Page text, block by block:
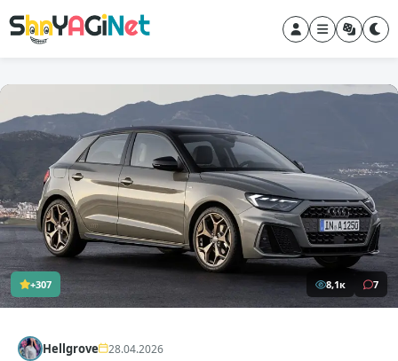
+307 8,1к 7
Hellgrove 28.04.2026